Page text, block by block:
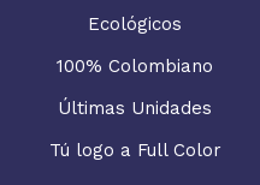
Ecológicos
100% Colombiano
Últimas Unidades
Tú logo a Full Color